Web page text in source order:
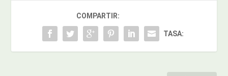
COMPARTIR:
TASA: